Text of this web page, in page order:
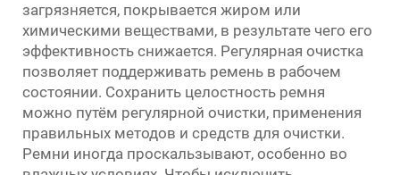
загрязняется, покрывается жиром или
химическими веществами, в результате чего его
эффективность снижается. Регулярная очистка
позволяет поддерживать ремень в рабочем
состоянии. Сохранить целостность ремня
можно путём регулярной очистки, применения
правильных методов и средств для очистки.
Ремни иногда проскальзывают, особенно во